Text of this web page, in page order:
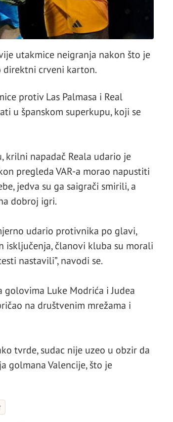
utakmice neigranja nakon što je
direktni crveni karton.
protiv Las Palmasa i Real
u španskom superkupu, koji se
krilni napadač Reala udario je
pregleda VAR-a morao napustiti
jedva su ga saigrači smirili, a
dobroj igri.
udario protivnika po glavi,
isključenja, članovi kluba su morali
nastavili”, navodi se.
Luke Modrića i Judea
na društvenim mrežama i
tvrde, sudac nije uzeo u obzir da
golmana Valencije, što je